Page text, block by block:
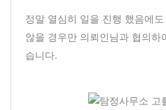
정말 열심히 일을 진행 했음에
않을 경우만 의뢰인님과 협의하
습니다.